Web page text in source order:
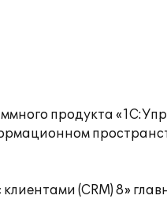
продукта
(CRM) 8»